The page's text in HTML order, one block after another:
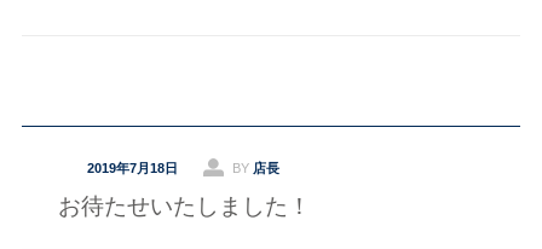
2019年7月18日 BY 店長
お待たせいたしました！